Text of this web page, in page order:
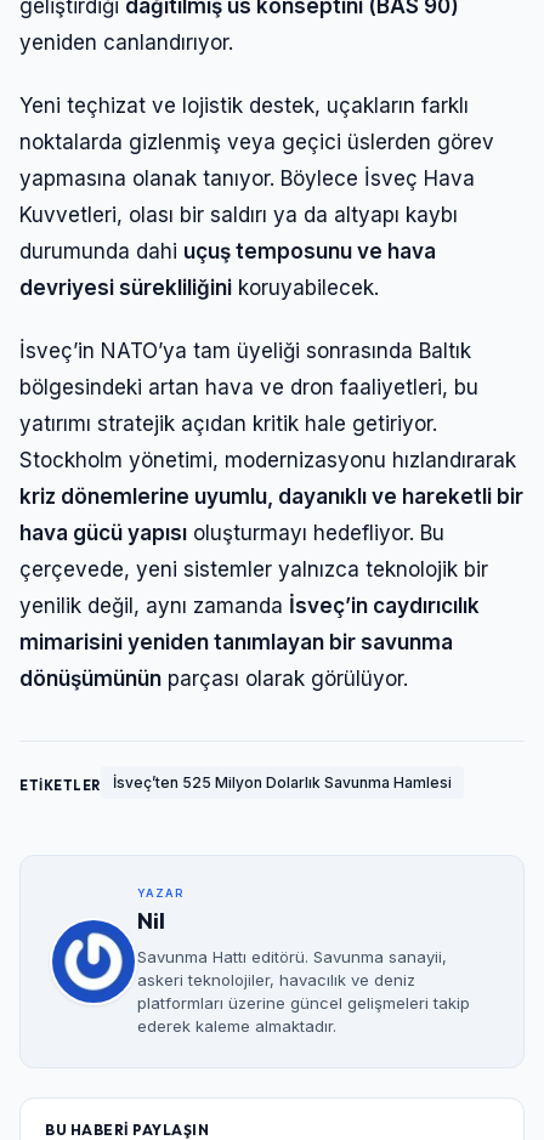
geliştirdiği dağıtılmış üs konseptini (BAS 90)
yeniden canlandırıyor.
Yeni teçhizat ve lojistik destek, uçakların farklı
noktalarda gizlenmiş veya geçici üslerden görev
yapmasına olanak tanıyor. Böylece İsveç Hava
Kuvvetleri, olası bir saldırı ya da altyapı kaybı
durumunda dahi uçuş temposunu ve hava
devriyesi sürekliliğini koruyabilecek.
İsveç’in NATO’ya tam üyeliği sonrasında Baltık
bölgesindeki artan hava ve dron faaliyetleri, bu
yatırımı stratejik açıdan kritik hale getiriyor.
Stockholm yönetimi, modernizasyonu hızlandırarak
kriz dönemlerine uyumlu, dayanıklı ve hareketli bir
hava gücü yapısı oluşturmayı hedefliyor. Bu
çerçevede, yeni sistemler yalnızca teknolojik bir
yenilik değil, aynı zamanda İsveç’in caydırıcılık
mimarisini yeniden tanımlayan bir savunma
dönüşümünün parçası olarak görülüyor.
ETİKETLER İsveç’ten 525 Milyon Dolarlık Savunma Hamlesi
YAZAR
Nil
Savunma Hattı editörü. Savunma sanayii,
askeri teknolojiler, havacılık ve deniz
platformları üzerine güncel gelişmeleri takip
ederek kaleme almaktadır.
BU HABERİ PAYLAŞIN
Şifre
Beni Hatırla
Giriş Yap